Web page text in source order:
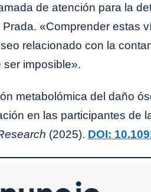
de atención para la
«Comprender estas
relacionado con la
imposible».
metabolómica del daño
en las participantes de
(2025). DOI: